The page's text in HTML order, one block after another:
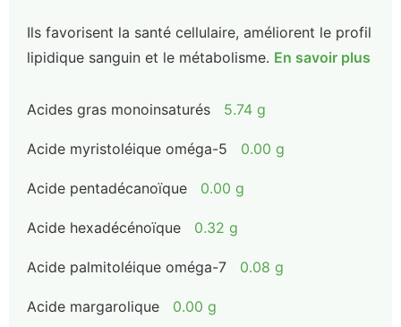
Ils favorisent la santé cellulaire, améliorent le profil
lipidique sanguin et le métabolisme. En savoir plus
Acides gras monoinsaturés 5.74 g
Acide myristoléique oméga-5 0.00 g
Acide pentadécanoïque 0.00 g
Acide hexadécénoïque 0.32 g
Acide palmitoléique oméga-7 0.08 g
Acide margarolique 0.00 g